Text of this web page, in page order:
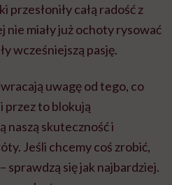
przesłoniły całą radość z
nie miały już ochoty rysować
wcześniejszą pasję.
uwagę od tego, co
przez to blokują
naszą skuteczność i
Jeśli chcemy coś zrobić,
sprawdzą się jak najbardziej.